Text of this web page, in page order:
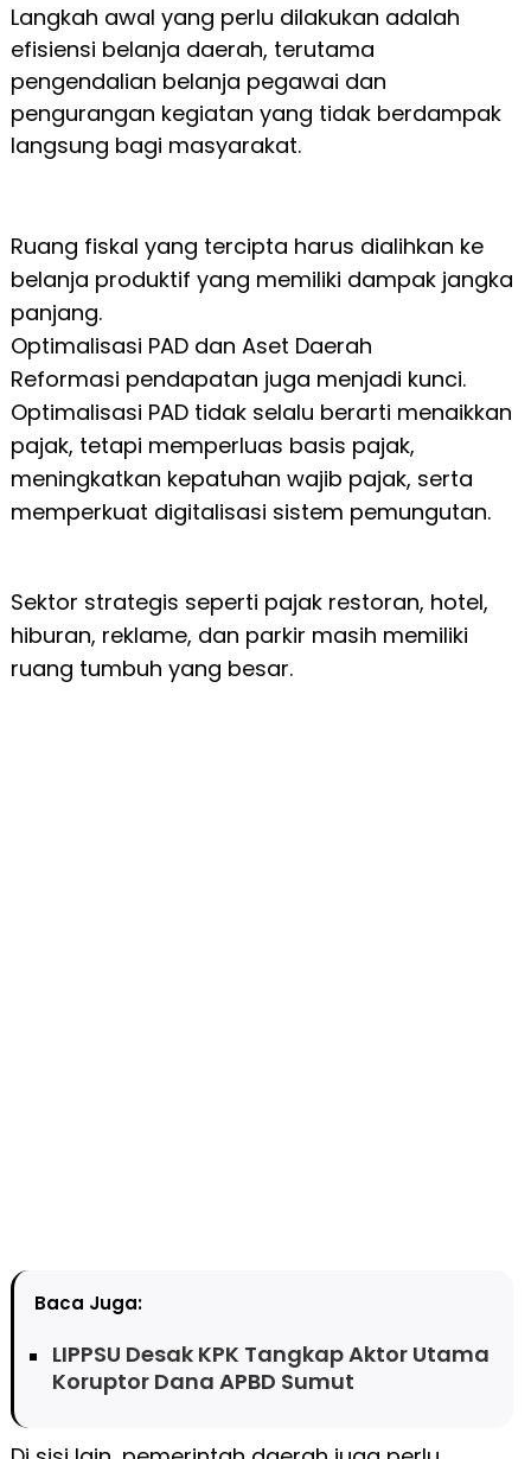
Langkah awal yang perlu dilakukan adalah
efisiensi belanja daerah, terutama
pengendalian belanja pegawai dan
pengurangan kegiatan yang tidak berdampak
langsung bagi masyarakat.
Ruang fiskal yang tercipta harus dialihkan ke
belanja produktif yang memiliki dampak jangka
panjang.
Optimalisasi PAD dan Aset Daerah
Reformasi pendapatan juga menjadi kunci.
Optimalisasi PAD tidak selalu berarti menaikkan
pajak, tetapi memperluas basis pajak,
meningkatkan kepatuhan wajib pajak, serta
memperkuat digitalisasi sistem pemungutan.
Sektor strategis seperti pajak restoran, hotel,
hiburan, reklame, dan parkir masih memiliki
ruang tumbuh yang besar.
Baca Juga:
LIPPSU Desak KPK Tangkap Aktor Utama
Koruptor Dana APBD Sumut